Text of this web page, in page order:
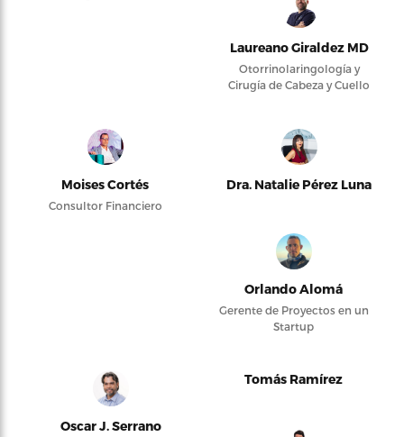
Laureano Giraldez MD
Otorrinolaringología y
Cirugía de Cabeza y Cuello
Moises Cortés
Consultor Financiero
Dra. Natalie Pérez Luna
Orlando Alomá
Gerente de Proyectos en un
Startup
Oscar J. Serrano
Tomás Ramírez